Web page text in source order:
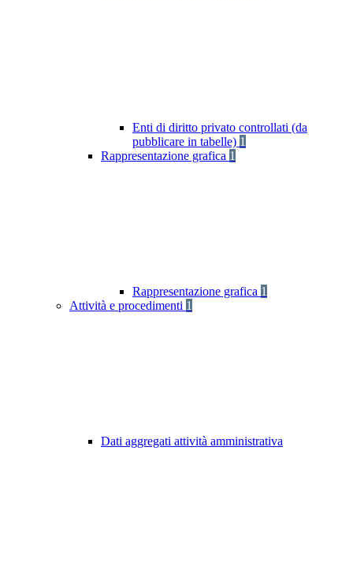
Enti di diritto privato controllati (da
pubblicare in tabelle) 1
Rappresentazione grafica 1
Rappresentazione grafica 1
Attività e procedimenti 1
Dati aggregati attività amministrativa